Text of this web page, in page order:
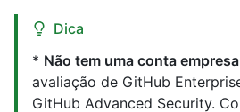
Dica
* Não tem uma conta
avaliação de GitHub
GitHub Advanced Security.